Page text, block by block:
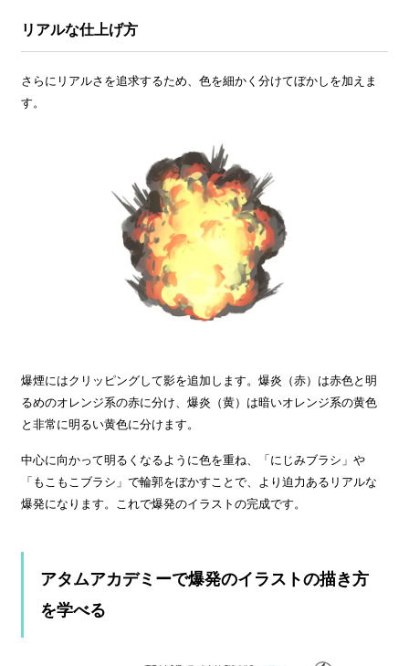
リアルな仕上げ方
さらにリアルさを追求するため、色を細かく分けてぼかしを加えま
す。
爆煙にはクリッピングして影を追加します。爆炎（赤）は赤色と明
るめのオレンジ系の赤に分け、爆炎（黄）は暗いオレンジ系の黄色
と非常に明るい黄色に分けます。
中心に向かって明るくなるように色を重ね、「にじみブラシ」や
「もこもこブラシ」で輪郭をぼかすことで、より迫力あるリアルな
爆発になります。これで爆発のイラストの完成です。
アタムアカデミーで爆発のイラストの描き方
を学べる